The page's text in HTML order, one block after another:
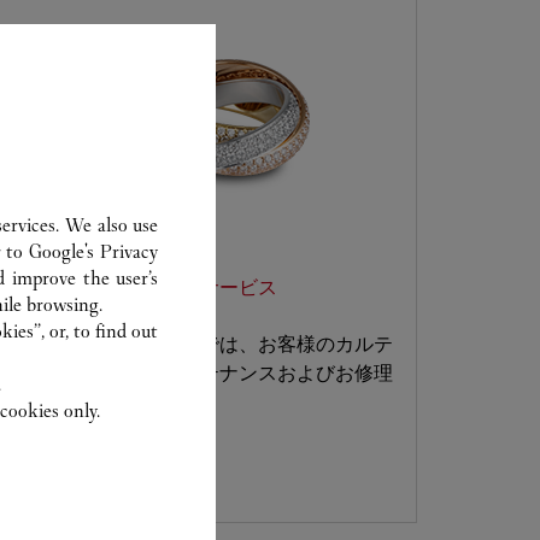
ジュエリー カスタマーサービス
カルティエ ブティックでは、お客様のカルテ
ィエ ジュエリーのメンテナンスおよびお修理
などを承ります。
We also use
toGoogle's Privacy
the user’s
browsing.
or, to find out
only.